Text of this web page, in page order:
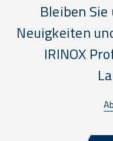
Bleiben
Neuigkeiten
IRINOX